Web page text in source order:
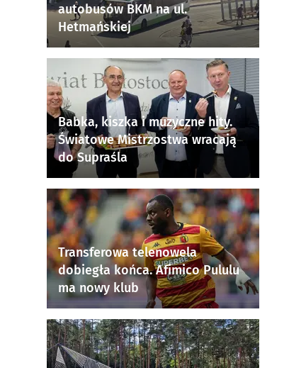
autobusów BKM na ul.
Hetmańskiej
Babka, kiszka i muzyczne hity.
Światowe Mistrzostwa wracają
do Supraśla
Transferowa telenowela
dobiegła końca. Afimico Pululu
ma nowy klub